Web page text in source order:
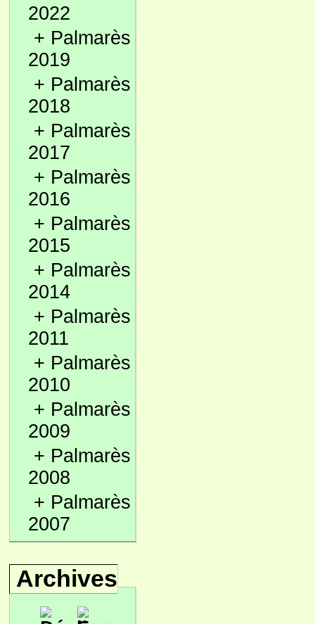
2022
+ Palmarès
2019
+ Palmarès
2018
+ Palmarès
2017
+ Palmarès
2016
+ Palmarès
2015
+ Palmarès
2014
+ Palmarès
2011
+ Palmarès
2010
+ Palmarès
2009
+ Palmarès
2008
+ Palmarès
2007
Archives